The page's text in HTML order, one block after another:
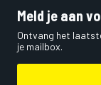
Meld je aan
Ontvang het
je mailbox.